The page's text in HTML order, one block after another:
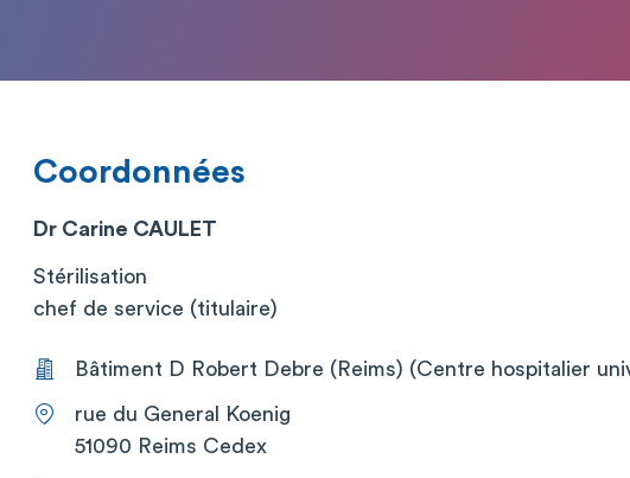
Coordonnées
Dr Carine CAULET
Stérilisation
chef de service (titulaire)
Bâtiment D Robert Debre (Reims) (Centre hospitalier
rue du General Koenig
51090 Reims Cedex